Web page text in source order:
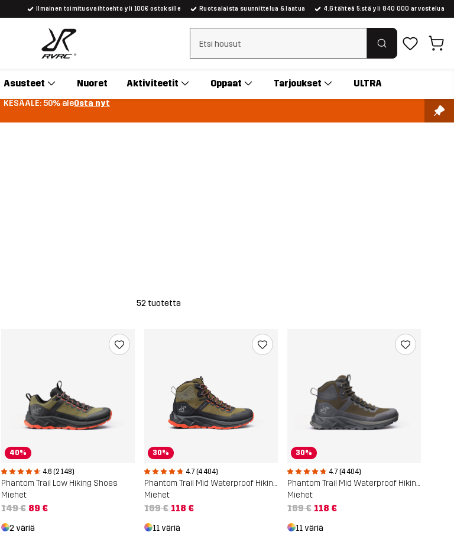
Ilmainen toimitusvaihtoehto yli 100€ ostoksille Ruotsalaista suunnittelua & laatua 4,6 tähteä 5:stä yli 840 000 arvostelua
Tyhjennä haku
Asusteet Nuoret Aktiviteetit Oppaat Tarjoukset ULTRA
KESÄALE: 50% aleOsta nyt
52 tuotetta
40%
4.6 (2 148)
Phantom Trail Low Hiking Shoes
Miehet
149 € 89 €
2 väriä
30%
4.7 (4 404)
Phantom Trail Mid Waterproof Hiking Boots
Miehet
169 € 118 €
11 väriä
30%
4.7 (4 404)
Phantom Trail Mid Waterproof Hiking Boots
Miehet
169 € 118 €
11 väriä